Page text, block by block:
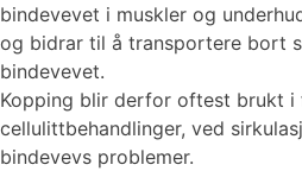
bindevevet i muskler og
og bidrar til å transportere bort
bindevevet.
Kopping blir derfor oftest brukt i
cellulittbehandlinger, ved
bindevevs problemer.